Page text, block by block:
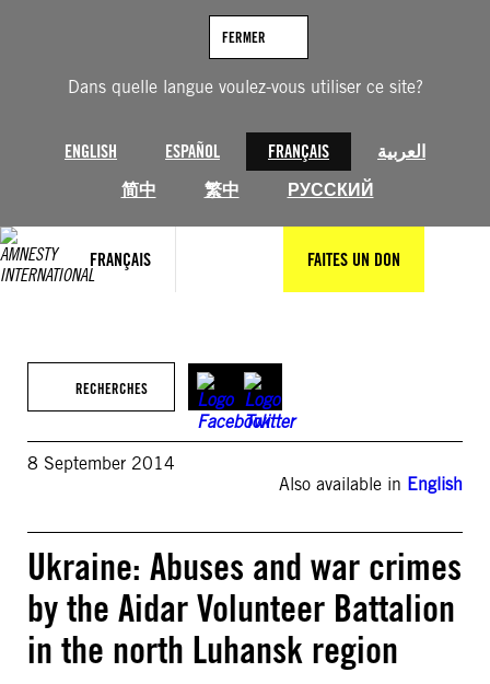
Dans quelle langue voulez-vous utiliser ce site?
ENGLISH ESPAÑOL FRANÇAIS
العربية
简中
繁中 РУССКИЙ
FERMER
FRANÇAIS FAITES UN DON
RECHERCHES
8 September 2014
Also available in English
Ukraine: Abuses and war crimes
by the Aidar Volunteer Battalion
in the north Luhansk region